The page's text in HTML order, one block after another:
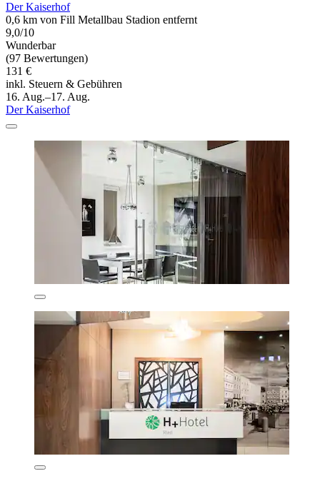
Der Kaiserhof
0,6 km von Fill Metallbau Stadion entfernt
9,0/10
Wunderbar
(97 Bewertungen)
131 €
inkl. Steuern & Gebühren
16. Aug.–17. Aug.
Der Kaiserhof